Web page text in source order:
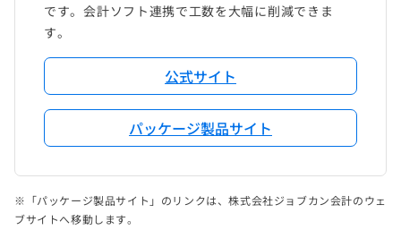
です。会計ソフト連携で工数を大幅に削減できま
す。
公式サイト
パッケージ製品サイト
※「パッケージ製品サイト」のリンクは、株式会社ジョブカン会計のウェ
ブサイトへ移動します。